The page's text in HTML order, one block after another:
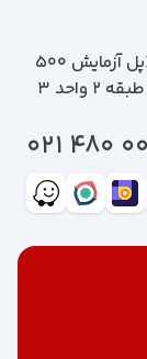
تهران، بزرگراه جلال ال احمد، غرب پل آزمايش (پل آزمايش ٥٠٠
متر به سمت غرب) پلاك 279ساختمان صنعت، طبقه 2 واحد 3